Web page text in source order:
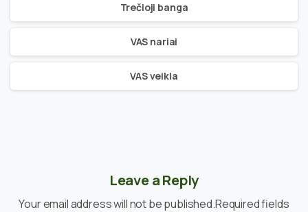
Trečioji banga
VAS nariai
VAS veikla
Leave a Reply
Your email address will not be published.Required fields